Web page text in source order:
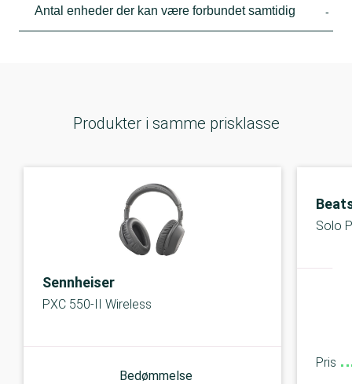
Antal enheder der kan være forbundet samtidig -
Produkter i samme prisklasse
Sennheiser
PXC 550-II Wireless
Bedømmelse
Solo
Pris